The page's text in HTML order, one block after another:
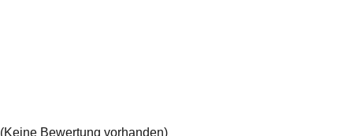
(Keine Bewertung vorhanden)